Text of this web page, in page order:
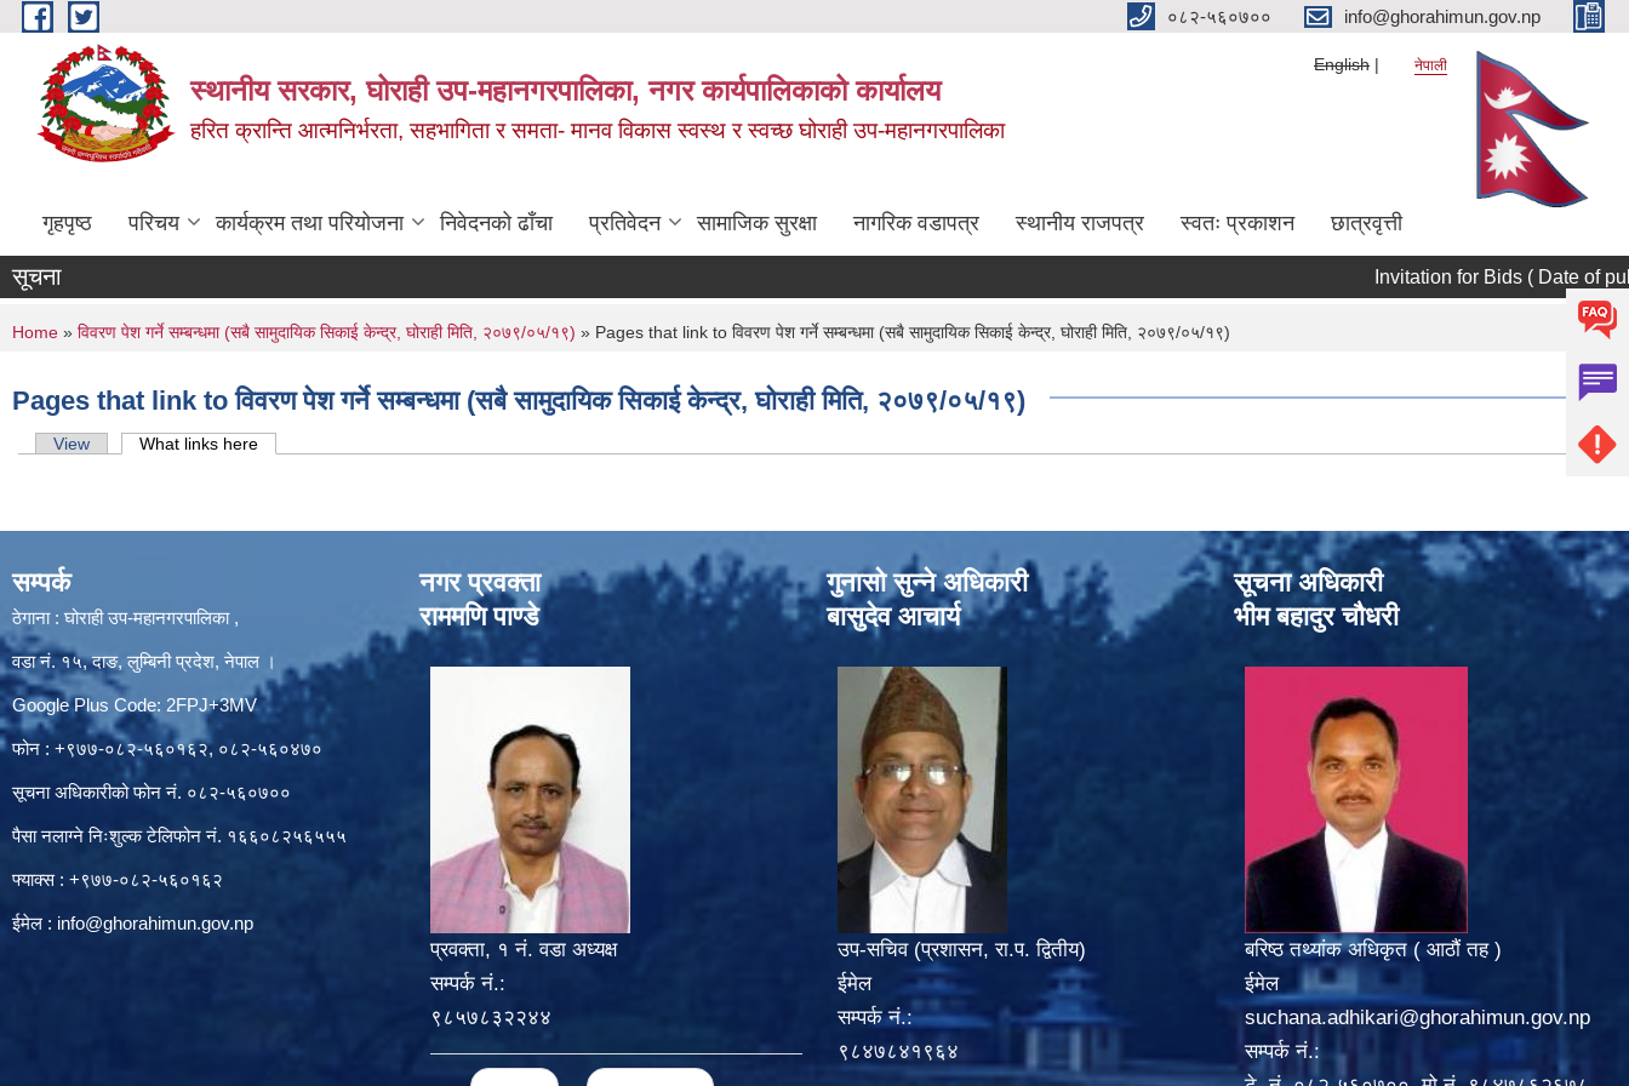
Skip to main content ०८२-५६०७०० info@ghorahimun.gov.np
स्थानीय सरकार, घोराही उप-महानगरपालिका, नगर कार्यपालिकाको कार्यालय
हरित क्रान्ति आत्मनिर्भरता, सहभागिता र समता- मानव विकास स्वस्थ र स्वच्छ घोराही उप-महानगरपालिका
English नेपाली
गृहपृष्ठ परिचय कार्यक्रम तथा परियोजना निवेदनको ढाँचा प्रतिवेदन सामाजिक सुरक्षा नागरिक वडापत्र स्थानीय राजपत्र स्वतः प्रकाशन छात्रवृत्ती
सूचना Invitation for Bids ( Date of
You are here
Home » विवरण पेश गर्ने सम्बन्धमा (सबै सामुदायिक सिकाई केन्द्र, घोराही मिति, २०७९/०५/१९) » Pages that link to विवरण पेश गर्ने सम्बन्धमा (सबै सामुदायिक सिकाई केन्द्र, घोराही मिति, २०७९/०५/१९)
Pages that link to विवरण पेश गर्ने सम्बन्धमा (सबै सामुदायिक सिकाई केन्द्र, घोराही मिति, २०७९/०५/१९)
Primary tabs
View What links here
सम्पर्क
ठेगाना : घोराही उप-महानगरपालिका ,
वडा नं. १५, दाङ, लुम्बिनी प्रदेश, नेपाल ।
Google Plus Code: 2FPJ+3MV
फोन : +९७७-०८२-५६०१६२, ०८२-५६०४७०
सूचना अधिकारीको फोन नं. ०८२-५६०७००
पैसा नलाग्ने निःशुल्क टेलिफोन नं. १६६०८२५६५५५
फ्याक्स : +९७७-०८२-५६०१६२
ईमेल : info@ghorahimun.gov.np
नगर प्रवक्ता
राममणि पाण्डे
प्रवक्ता, १ नं. वडा अध्यक्ष
सम्पर्क नं.:
९८५७८३२२४४
गुनासो सुन्‍ने अधिकारी
बासुदेव आचार्य
उप-सचिव (प्रशासन, रा.प. द्वितीय)
ईमेल
सम्पर्क नं.:
९८४७८४१९६४
सूचना अधिकारी
भीम बहादुर चौधरी
बरिष्ठ तथ्यांक अधिकृत ( आठौं तह )
ईमेल
suchana.adhikari@ghorahimun.gov.np
सम्पर्क नं.: